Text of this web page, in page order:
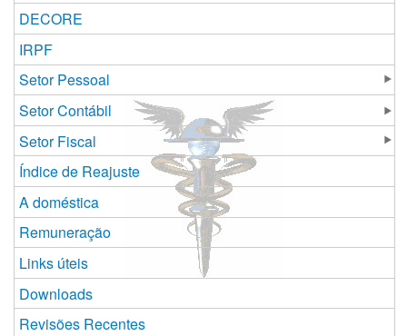
DECORE
IRPF
Setor Pessoal
Setor Contábil
Setor Fiscal
Índice de Reajuste
A doméstica
Remuneração
Links úteis
Downloads
Revisões Recentes